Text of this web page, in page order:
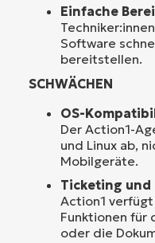
Einfache
Software
bereitstellen.
SCHWÄCHEN
OS-
Der Action1-
und Linux ab,
Mobilgeräte.
Ticketing und
Action1
Funktionen für
oder die